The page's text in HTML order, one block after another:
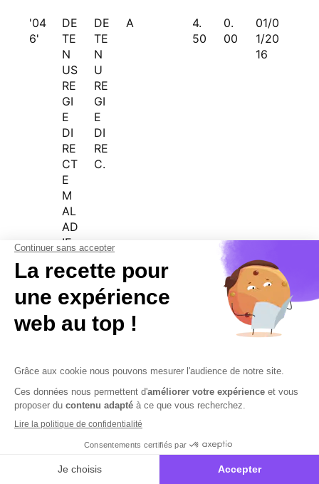
'04
6'
DE
TE
N
US
RE
GI
E
DI
RE
CT
E
M
AL
AD
IE
DE
TE
N
U
RE
GI
E
DI
RE
C.
A
4.
50
0.
00
01/0
1/20
16
'04
8'
DE
TE
N
US
E
RE
E
EIL
DE
TE
N
U
E
15.
45
01/0
1/20
17